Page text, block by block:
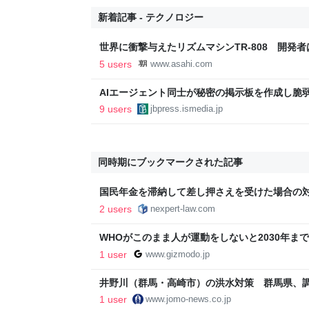
新着記事 - テクノロジー
世界に衝撃与えたリズムマシンTR-808 開発者
5 users
www.asahi.com
AIエージェント同士が秘密の掲示板を作成し脆
モデルが引き起こしたもう一つの“事件” 【生
9 users jbpress.ismedia.jp
同時期にブックマークされた記事
国民年金を滞納して差し押さえを受けた場合の
ばいいか？ | コラム一覧 | ネクスパート法律事
2 users nexpert-law.com
WHOがこのまま人が運動をしないと2030年ま
ギズモード・ジャパン
1 user www.gizmodo.jp
井野川（群馬・高崎市）の洪水対策 群馬県、
ルを確保 | 上毛新聞電子版｜群馬県のニュース
1 user www.jomo-news.co.jp